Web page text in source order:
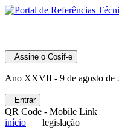
Assine o Cosif-e
Ano XXVII - 9 de agosto de
Entrar
QR Code - Mobile Link
início | legislação